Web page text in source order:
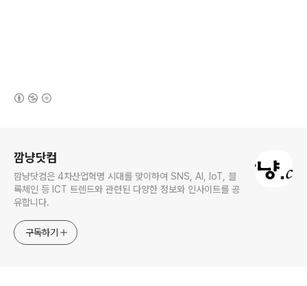
깜냥닷컴
깜냥닷컴은 4차산업혁명 시대를 맞이하여 SNS, AI, IoT, 블
록체인 등 ICT 트렌드와 관련된 다양한 정보와 인사이트를 공
유합니다.
구독하기